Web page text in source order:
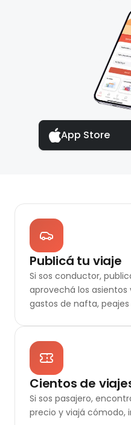
App Store
Publicá tu viaje
Si sos conductor,
aprovechá los
gastos de nafta,
Cientos de
Si sos pasajero,
precio y viajá cómodo,